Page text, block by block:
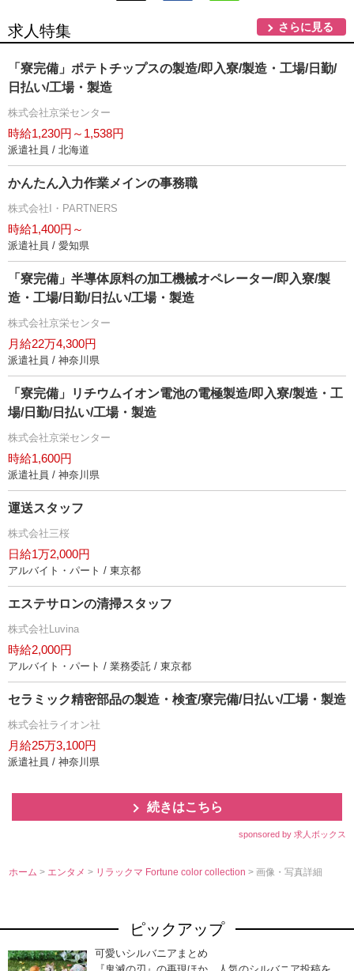
求人特集 さらに見る
「寮完備」ポテトチップスの製造/即入寮/製造・工場/日勤/
日払い/工場・製造
株式会社京栄センター
時給1,230円～1,538円
派遣社員 / 北海道
かんたん入力作業メインの事務職
株式会社I・PARTNERS
時給1,400円～
派遣社員 / 愛知県
「寮完備」半導体原料の加工機械オペレーター/即入寮/製
造・工場/日勤/日払い/工場・製造
株式会社京栄センター
月給22万4,300円
派遣社員 / 神奈川県
「寮完備」リチウムイオン電池の電極製造/即入寮/製造・工
場/日勤/日払い/工場・製造
株式会社京栄センター
時給1,600円
派遣社員 / 神奈川県
運送スタッフ
株式会社三桜
日給1万2,000円
アルバイト・パート / 東京都
エステサロンの清掃スタッフ
株式会社Luvina
時給2,000円
アルバイト・パート / 業務委託 / 東京都
セラミック精密部品の製造・検査/寮完備/日払い/工場・製造
株式会社ライオン社
月給25万3,100円
派遣社員 / 神奈川県
続きはこちら
sponsored by 求人ボックス
ホーム > エンタメ> リラックマ Fortune color collection> 画像・写真詳細
ピックアップ
可愛いシルバニアまとめ